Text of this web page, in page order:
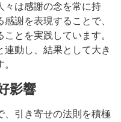
々は感謝の念を常に持
謝を表現することで、
とを実践しています。
連動し、結果として大き
影響
、引き寄せの法則を積極